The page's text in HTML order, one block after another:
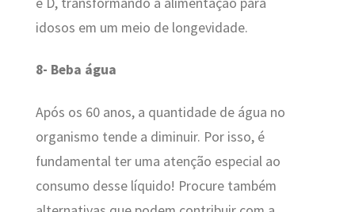
idosos em um meio de longevidade.
8- Beba água
Após os 60 anos, a quantidade de água no
organismo tende a diminuir. Por isso, é
fundamental ter uma atenção especial ao
consumo desse líquido! Procure também